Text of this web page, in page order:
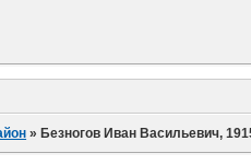
» Безногов Иван Васильевич,